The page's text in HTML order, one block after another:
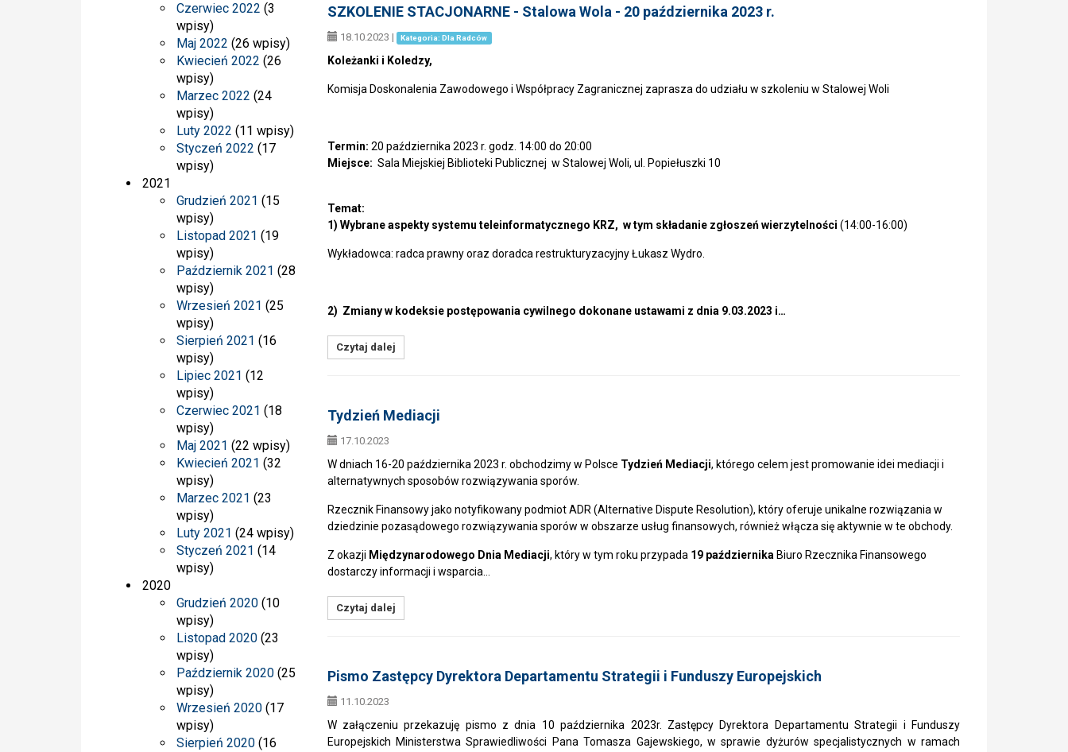
Czerwiec 2022 (3
wpisy)
Maj 2022 (26 wpisy)
Kwiecień 2022 (26
wpisy)
Marzec 2022 (24
wpisy)
Luty 2022 (11 wpisy)
Styczeń 2022 (17
wpisy)
2021
Grudzień 2021 (15
wpisy)
Listopad 2021 (19
wpisy)
Październik 2021 (28
wpisy)
Wrzesień 2021 (25
wpisy)
Sierpień 2021 (16
wpisy)
Lipiec 2021 (12
wpisy)
Czerwiec 2021 (18
wpisy)
Maj 2021 (22 wpisy)
Kwiecień 2021 (32
wpisy)
Marzec 2021 (23
wpisy)
Luty 2021 (24 wpisy)
Styczeń 2021 (14
wpisy)
2020
Grudzień 2020 (10
wpisy)
Listopad 2020 (23
wpisy)
Październik 2020 (25
wpisy)
Wrzesień 2020 (17
wpisy)
Sierpień 2020 (16
SZKOLENIE STACJONARNE - Stalowa Wola - 20 października 2023 r.
18.10.2023 | Kategoria: Dla Radców
Koleżanki i Koledzy,
Komisja Doskonalenia Zawodowego i Współpracy Zagranicznej zaprasza do udziału w szkoleniu w Stalowej Woli
Termin: 20 października 2023 r. godz. 14:00 do 20:00
Miejsce: Sala Miejskiej Biblioteki Publicznej w Stalowej Woli, ul. Popiełuszki 10
Temat:
1) Wybrane aspekty systemu teleinformatycznego KRZ, w tym składanie zgłoszeń wierzytelności (14:00-16:00)
Wykładowca: radca prawny oraz doradca restrukturyzacyjny Łukasz Wydro.
2) Zmiany w kodeksie postępowania cywilnego dokonane ustawami z dnia 9.03.2023 i…
Czytaj dalej
Tydzień Mediacji
17.10.2023
W dniach 16-20 października 2023 r. obchodzimy w Polsce Tydzień Mediacji, którego celem jest promowanie idei mediacji i
alternatywnych sposobów rozwiązywania sporów.
Rzecznik Finansowy jako notyfikowany podmiot ADR (Alternative Dispute Resolution), który oferuje unikalne rozwiązania w
dziedzinie pozasądowego rozwiązywania sporów w obszarze usług finansowych, również włącza się aktywnie w te obchody.
Z okazji Międzynarodowego Dnia Mediacji, który w tym roku przypada 19 października Biuro Rzecznika Finansowego
dostarczy informacji i wsparcia…
Czytaj dalej
Pismo Zastępcy Dyrektora Departamentu Strategii i Funduszy Europejskich
11.10.2023
W załączeniu przekazuję pismo z dnia 10 października 2023r. Zastępcy Dyrektora Departamentu Strategii i Funduszy
Europejskich Ministerstwa Sprawiedliwości Pana Tomasza Gajewskiego, w sprawie dyżurów specjalistycznych w ramach